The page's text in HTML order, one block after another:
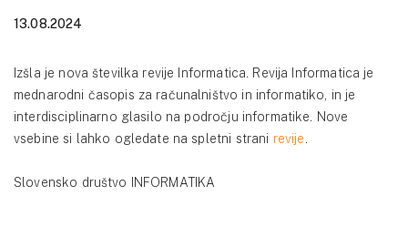
13.08.2024
Izšla je nova številka revije Informatica. Revija Informatica je
mednarodni časopis za računalništvo in informatiko, in je
interdisciplinarno glasilo na področju informatike. Nove
vsebine si lahko ogledate na spletni strani revije.
Slovensko društvo INFORMATIKA